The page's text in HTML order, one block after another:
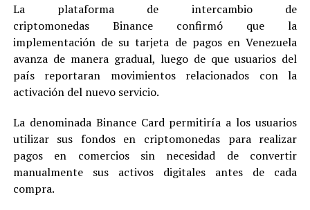
La plataforma de intercambio de
criptomonedas Binance confirmó que la
implementación de su tarjeta de pagos en Venezuela
avanza de manera gradual, luego de que usuarios del
país reportaran movimientos relacionados con la
activación del nuevo servicio.
La denominada Binance Card permitiría a los usuarios
utilizar sus fondos en criptomonedas para realizar
pagos en comercios sin necesidad de convertir
manualmente sus activos digitales antes de cada
compra.